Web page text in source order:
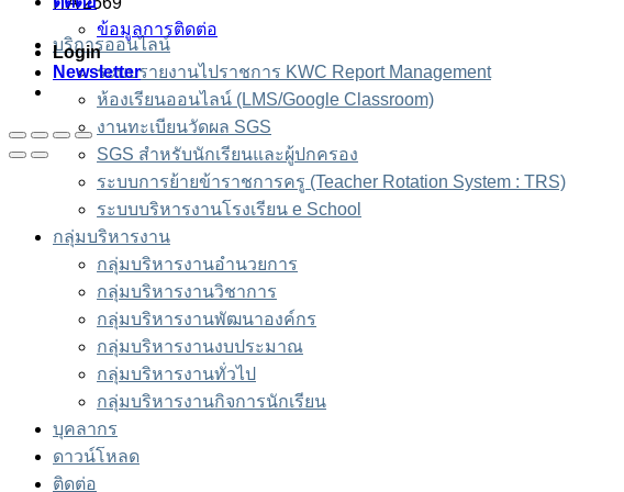
บริการออนไลน์
ระบบรายงานไปราชการ KWC Report Management
ห้องเรียนออนไลน์ (LMS/Google Classroom)
งานทะเบียนวัดผล SGS
SGS สำหรับนักเรียนและผู้ปกครอง
ระบบการย้ายข้าราชการครู (Teacher Rotation System : TRS)
ระบบบริหารงานโรงเรียน e School
กลุ่มบริหารงาน
กลุ่มบริหารงานอำนวยการ
กลุ่มบริหารงานวิชาการ
กลุ่มบริหารงานพัฒนาองค์กร
กลุ่มบริหารงานงบประมาณ
กลุ่มบริหารงานทั่วไป
กลุ่มบริหารงานกิจการนักเรียน
บุคลากร
ดาวน์โหลด
ติดต่อ
ข้อมูลการติดต่อ
Login
Newsletter